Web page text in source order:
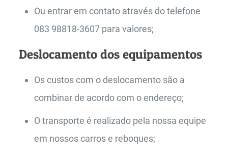
Ou entrar em contato através do telefone
083 98818-3607 para valores;
Deslocamento dos equipamentos
Os custos com o deslocamento são a
combinar de acordo com o endereço;
O transporte é realizado pela nossa equipe
em nossos carros e reboques;